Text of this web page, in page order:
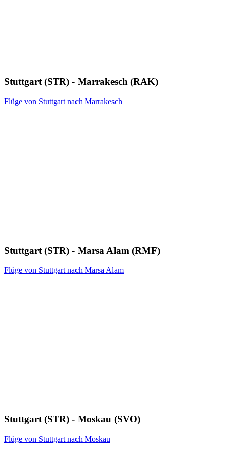
Stuttgart (STR) - Marrakesch (RAK)
Flüge von Stuttgart nach Marrakesch
Stuttgart (STR) - Marsa Alam (RMF)
Flüge von Stuttgart nach Marsa Alam
Stuttgart (STR) - Moskau (SVO)
Flüge von Stuttgart nach Moskau